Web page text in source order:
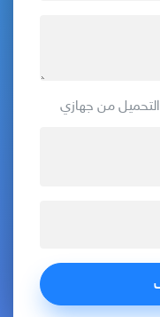
التحميل من جهازي